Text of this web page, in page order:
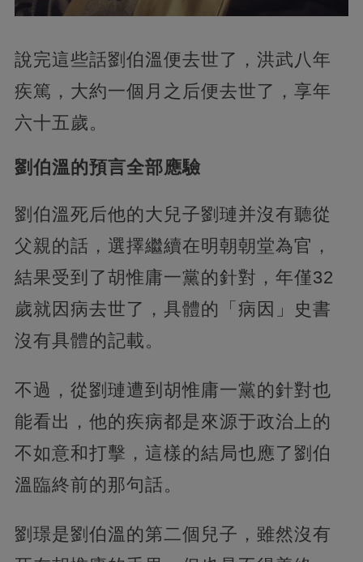
說完這些話劉伯溫便去世了，洪武八年
疾篤，大約一個月之后便去世了，享年
六十五歲。
劉伯溫的預言全部應驗
劉伯溫死后他的大兒子劉璉并沒有聽從
父親的話，選擇繼續在明朝朝堂為官，
結果受到了胡惟庸一黨的針對，年僅32
歲就因病去世了，具體的「病因」史書
沒有具體的記載。
不過，從劉璉遭到胡惟庸一黨的針對也
能看出，他的疾病都是來源于政治上的
不如意和打擊，這樣的結局也應了劉伯
溫臨終前的那句話。
劉璟是劉伯溫的第二個兒子，雖然沒有